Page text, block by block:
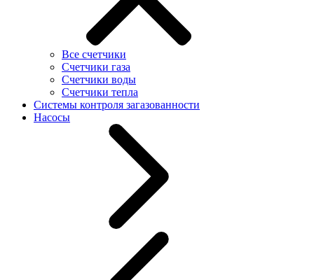
Все счетчики
Счетчики газа
Счетчики воды
Счетчики тепла
Системы контроля загазованности
Насосы